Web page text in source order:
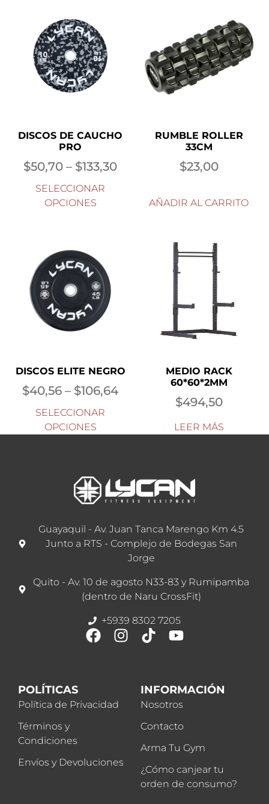
DISCOS DE CAUCHO
PRO
$50,70 – $133,30
SELECCIONAR
OPCIONES
RUMBLE ROLLER
33CM
$23,00
AÑADIR AL CARRITO
DISCOS ELITE NEGRO
$40,56 – $106,64
SELECCIONAR
OPCIONES
MEDIO RACK
60*60*2MM
$494,50
LEER MÁS
Guayaquil - Av. Juan Tanca Marengo Km 4.5
Junto a RTS - Complejo de Bodegas San
Jorge
Quito - Av. 10 de agosto N33-83 y Rumipamba
(dentro de Naru CrossFit)
+5939 8302 7205
POLÍTICAS
Política de Privacidad
Términos y
Condiciones
Envíos y Devoluciones
INFORMACIÓN
Nosotros
Contacto
Arma Tu Gym
¿Cómo canjear tu
orden de consumo?